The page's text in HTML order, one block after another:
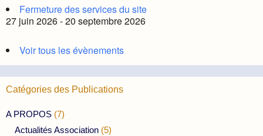
Fermeture des services du site
27 juin 2026 - 20 septembre 2026
Voir tous les évènements
Catégories des Publications
A PROPOS (7)
Actualités Association (5)